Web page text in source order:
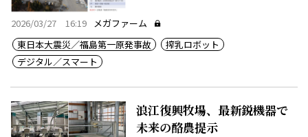
2026/03/27 16:19 メガファーム
東日本大震災／福島第一原発事故
搾乳ロボット
デジタル／スマート
浪江復興牧場、最新鋭機器で
未来の酪農提示